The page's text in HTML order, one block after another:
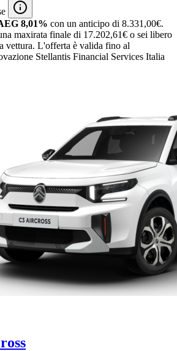
8,01% con un anticipo di 8.331,00€.
maxirata finale di 17.202,61€ o sei libero
vettura. L'offerta è valida fino al
Stellantis Financial Services Italia